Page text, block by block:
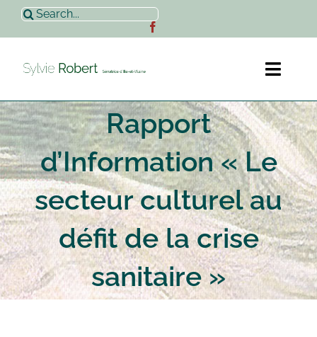
Passer
contenu
Rechercher:
Accueil
Sylvie Robert
Actualités
Contact
Rapport
d’Information « Le
secteur culturel au
défit de la crise
sanitaire »